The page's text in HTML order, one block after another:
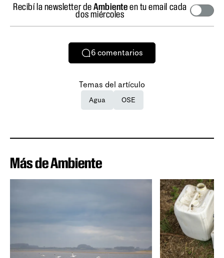
Recibí la newsletter deAmbienteen tu email cada
dos miércoles
6 comentarios
Temas del artículo
Agua OSE
Más de Ambiente